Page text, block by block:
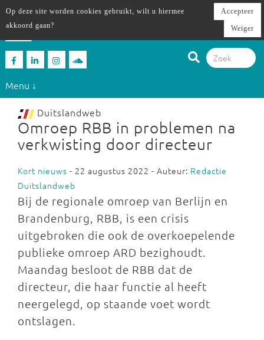
Menu ↓
Duitslandweb
Omroep RBB in problemen na
verkwisting door directeur
Kort nieuws - 22 augustus 2022 - Auteur: Redactie
Duitslandweb
Bij de regionale omroep van Berlijn en
Brandenburg, RBB, is een crisis
uitgebroken die ook de overkoepelende
publieke omroep ARD bezighoudt.
Maandag besloot de RBB dat de
directeur, die haar functie al heeft
neergelegd, op staande voet wordt
ontslagen.
Op deze site worden cookies gebruikt, wilt u hiermee
akkoord gaan?
Accepteer
Weiger